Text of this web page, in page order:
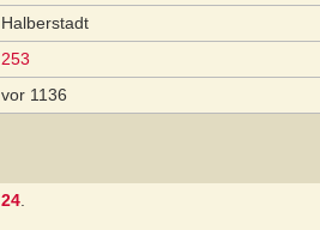
Halberstadt
253
vor 1136
24